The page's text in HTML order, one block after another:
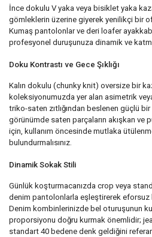
İnce dokulu V yaka veya bisiklet yaka
gömleklerin üzerine giyerek yenilikçi bir
Kumaş pantolonlar ve deri loafer
profesyonel duruşunuza dinamik ve
Doku Kontrastı ve Gece Şıklığı
Kalın dokulu (chunky knit) oversize bir
koleksiyonumuzda yer alan asimetrik
triko-saten zıtlığından beslenen güçlü
görünümde saten parçaların akışkan ve
için, kullanım öncesinde mutlaka
bulundurmalısınız.
Dinamik Sokak Stili
Günlük koşturmacanızda crop veya
denim pantolonlarla eşleştirerek eforsuz
Denim kombinlerinizde bel oturuşunun
proporsiyonu doğru kurmak önemlidir;
standart 40 bedene denk geldiğini